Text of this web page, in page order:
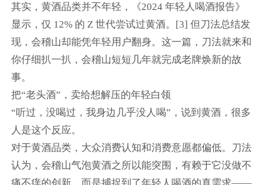
其实，黄酒品类并不年轻，《2024 年轻人喝酒报告》
显示，仅 12% 的 Z 世代尝试过黄酒。[3] 但刀法总结发
现，会稽山却能凭年轻用户翻身。这一篇，刀法就来和
你仔细扒一扒，会稽山短短几年就完成老牌焕新的故
事。
把“老头酒”，卖给想解压的年轻白领
“听过，没喝过，我身边几乎没人喝”，说到黄酒，很多
人是这个反应。
对于黄酒品类，大众消费认知和消费意愿都偏低。刀法
认为，会稽山气泡黄酒之所以能突围，有赖于它没做不